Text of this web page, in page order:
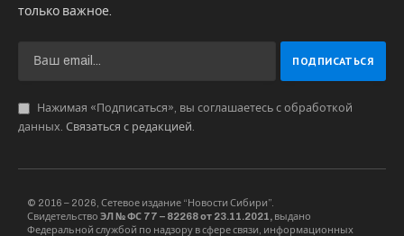
только важное.
Нажимая «Подписаться», вы соглашаетесь с обработкой
данных. Связаться с редакцией
© 2016 – 2026, Сетевое издание “Новости Сибири”.
Свидетельство ЭЛ № ФС 77 – 82268 от 23.11.2021, выдано
Федеральной службой по надзору в сфере связи, информационных